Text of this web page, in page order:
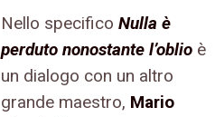
Nello specifico Nulla è
perduto nonostante l’oblio è
un dialogo con un altro
grande maestro, Mario